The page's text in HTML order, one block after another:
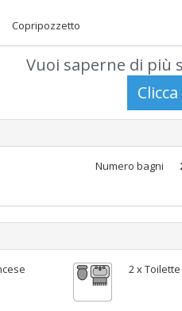
Copripozzetto
Vuoi saperne di più
Numero bagni
2 x